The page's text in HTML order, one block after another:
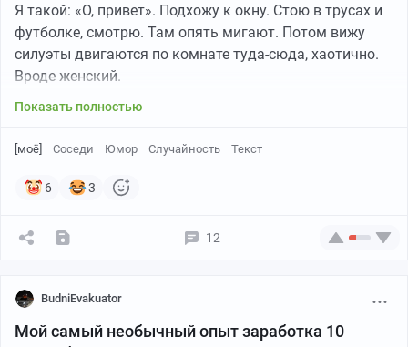
Я такой: «О, привет». Подхожу к окну. Стою в трусах и
футболке, смотрю. Там опять мигают. Потом вижу
силуэты двигаются по комнате туда-сюда, хаотично.
Вроде женский.
Показать полностью
[моё] Соседи Юмор Случайность Текст
6 3
12
BudniEvakuator
Мой самый необычный опыт заработка 10